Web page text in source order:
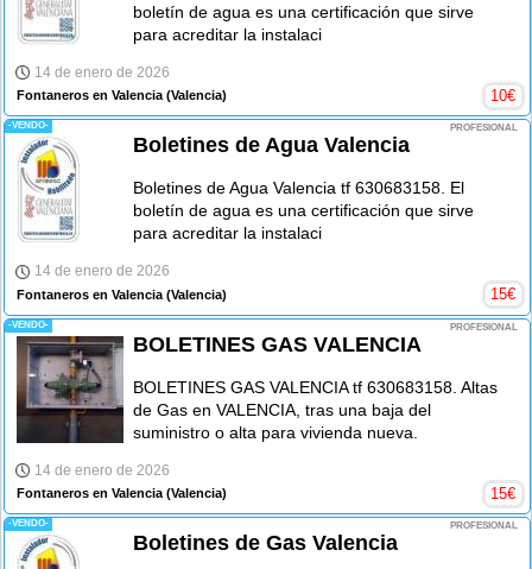
boletín de agua es una certificación que sirve
para acreditar la instalaci
14 de enero de 2026
Fontaneros en Valencia (Valencia) 10€
-VENDO- PROFESIONAL
Boletines de Agua Valencia
Boletines de Agua Valencia tf 630683158. El
boletín de agua es una certificación que sirve
para acreditar la instalaci
14 de enero de 2026
Fontaneros en Valencia (Valencia) 15€
-VENDO- PROFESIONAL
BOLETINES GAS VALENCIA
BOLETINES GAS VALENCIA tf 630683158. Altas
de Gas en VALENCIA, tras una baja del
suministro o alta para vivienda nueva.
14 de enero de 2026
Fontaneros en Valencia (Valencia) 15€
-VENDO- PROFESIONAL
Boletines de Gas Valencia